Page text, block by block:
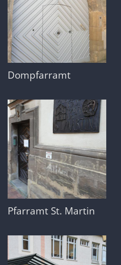
Dompfarramt
Pfarramt St. Martin